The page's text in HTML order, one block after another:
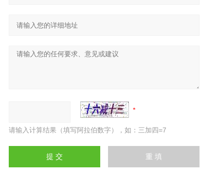
请输入计算结果（填写阿拉伯数字），如：三加四=7